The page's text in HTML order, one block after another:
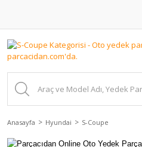
Anasayfa Hyundai S-Coupe